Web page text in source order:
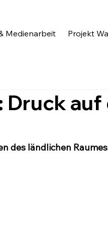
Medienarbeit Projekt
Druck
des ländlichen